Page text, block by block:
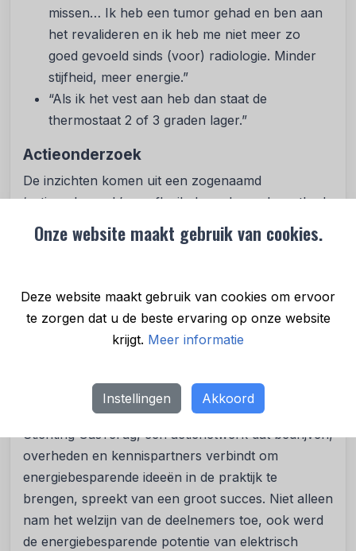
Onze website maakt gebruik van cookies.
Deze website maakt gebruik van cookies om ervoor
te zorgen dat u de beste ervaring op onze website
krijgt. Meer informatie
Instellingen Akkoord
missen… Ik heb een tumor gehad en ben aan
het revalideren en ik heb me niet meer zo
goed gevoeld sinds (voor) radiologie. Minder
stijfheid, meer energie.”
“Als ik het vest aan heb dan staat de
thermostaat 2 of 3 graden lager.”
Actieonderzoek
De inzichten komen uit een zogenaamd
‘actieonderzoek’: een flexibele onderzoeksmethode
waarin onderzoekers samen met praktijkexperts
een complexe vraag proberen te beantwoorden.
langer een proef met verwarmde kleding doen,
maar financiering bleef uit. Toen GasTerug eind
vorig jaar aansloot, kon het project alsnog van
Energiebesparing
Stichting GasTerug, een actienetwerk dat bedrijven,
overheden en kennispartners verbindt om
energiebesparende ideeën in de praktijk te
brengen, spreekt van een groot succes. Niet alleen
nam het welzijn van de deelnemers toe, ook werd
de energiebesparende potentie van elektrisch